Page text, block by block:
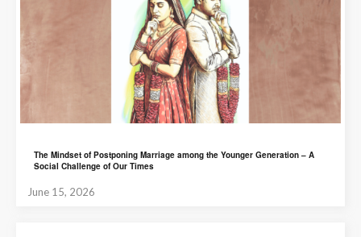
The Mindset of Postponing Marriage among the Younger Generation – A
Social Challenge of Our Times
June 15, 2026